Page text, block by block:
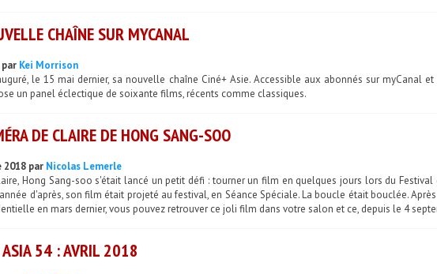
CHAÎNE SUR MYCANAL
Kei Morrison
le 15 mai dernier, sa nouvelle chaîne Ciné+ Asie. Accessible aux abonnés sur myCanal et
un panel éclectique de soixante films, récents comme classiques.
DE CLAIRE DE HONG SANG-SOO
2018 par Nicolas Lemerle
Hong Sang-soo s'était lancé un petit défi : tourner un film en quelques jours lors du Festival
d'après, son film était projeté au festival, en Séance Spéciale. La boucle était bouclée.
en mars dernier, vous pouvez retrouver ce joli film dans votre salon et ce, depuis le 4
ASIA 54 : AVRIL 2018